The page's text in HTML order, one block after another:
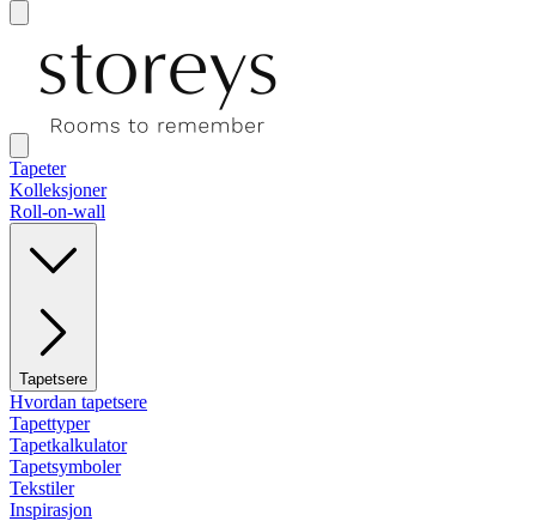
Tapeter
Kolleksjoner
Roll-on-wall
Tapetsere
Hvordan tapetsere
Tapettyper
Tapetkalkulator
Tapetsymboler
Tekstiler
Inspirasjon